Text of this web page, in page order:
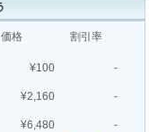
価格 割引率
¥100 -
¥2,160 -
¥6,480 -